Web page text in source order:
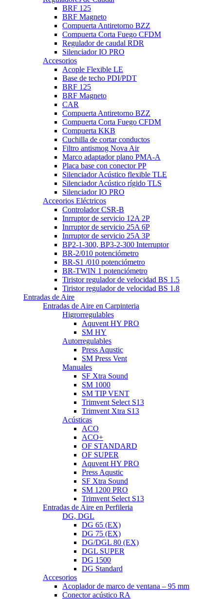
BRF 125
BRF Magneto
Compuerta Antiretorno BZZ
Compuerta Corta Fuego CFDM
Regulador de caudal RDR
Silenciador IO PRO
Accesorios
Acople Flexible LE
Base de techo PDI/PDT
BRF 125
BRF Magneto
CAR
Compuerta Antiretorno BZZ
Compuerta Corta Fuego CFDM
Compuerta KKB
Cuchilla de cortar conductos
Filtro antismog Nova Air
Marco adaptador plano PMA-A
Placa base con conector PP
Silenciador Acústico flexible TLE
Silenciador Acústico rígido TLS
Silenciador IO PRO
Acceorios Eléctricos
Controlador CSR-B
Inrruptor de servicio 12A 2P
Inrruptor de servicio 25A 6P
Inrruptor de servicio 25A 3P
BP2-1-300, BP3-2-300 Interruptor
BR-2/010 potenciómetro
BR-S1 /010 potenciómetro
BR-TWIN 1 potenciómetro
Tiristor regulador de velocidad BS 1.5
Tiristor regulador de velocidad BS 1.8
Entradas de Aire
Entradas de Aire en Carpinteria
Higrorregulables
Aquvent HY PRO
SM HY
Autorregulables
Press Aqustic
SM Press Vent
Manuales
SF Xtra Sound
SM 1000
SM TIP VENT
Trimvent Select S13
Trimvent Xtra S13
Acústicas
ACO
ACO+
OF STANDARD
OF SUPER
Aquvent HY PRO
Press Aqustic
SF Xtra Sound
SM 1200 PRO
Trimvent Select S13
Entradas de Aire en Perfileria
DG, DGL
DG 65 (EX)
DG 75 (EX)
DG/DGL 80 (EX)
DGL SUPER
DG 1500
DG Standard
Accesorios
Acoplador de marco de ventana – 95 mm
Conector acústico RA